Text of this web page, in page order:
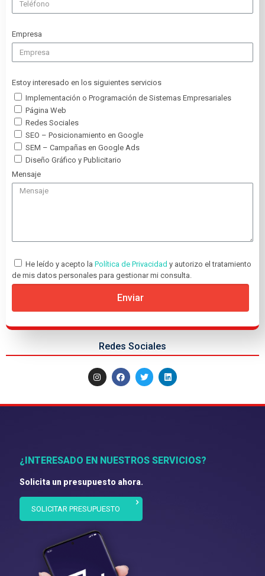
Empresa
Estoy interesado en los siguientes servicios
Implementación o Programación de Sistemas Empresariales
Página Web
Redes Sociales
SEO – Posicionamiento en Google
SEM – Campañas en Google Ads
Diseño Gráfico y Publicitario
Mensaje
He leído y acepto la Política de Privacidad y autorizo el tratamiento
de mis datos personales para gestionar mi consulta.
Enviar
Redes Sociales
¿INTERESADO EN NUESTROS SERVICIOS?
Solicita un presupuesto ahora.
SOLICITAR PRESUPUESTO